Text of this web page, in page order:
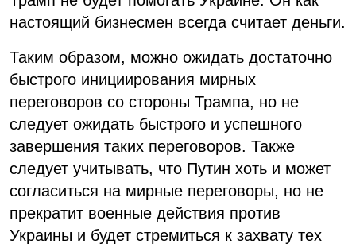
настоящий бизнесмен всегда считает деньги.
Таким образом, можно ожидать достаточно
быстрого инициирования мирных
переговоров со стороны Трампа, но не
следует ожидать быстрого и успешного
завершения таких переговоров. Также
следует учитывать, что Путин хоть и может
согласиться на мирные переговоры, но не
прекратит военные действия против
Украины и будет стремиться к захвату тех